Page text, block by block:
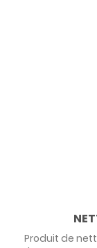
Produit de